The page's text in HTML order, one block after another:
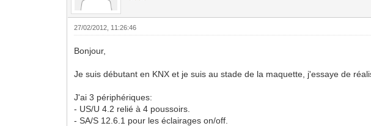
27/02/2012, 11:26:46
Bonjour,
Je suis débutant en KNX et je suis au stade de la maquette, j'essaye de
J'ai 3 périphériques:
- US/U 4.2 relié à 4 poussoirs.
- SA/S 12.6.1 pour les éclairages on/off.